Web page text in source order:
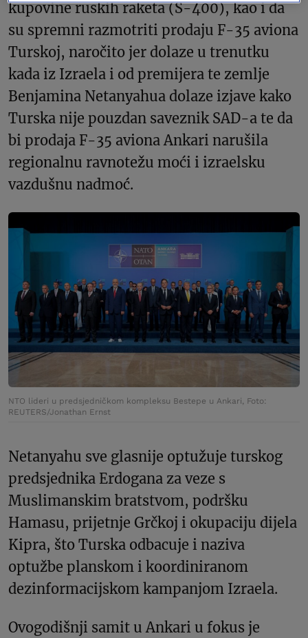
kupovine ruskih raketa (S-400), kao i da
su spremni razmotriti prodaju F-35 aviona
Turskoj, naročito jer dolaze u trenutku
kada iz Izraela i od premijera te zemlje
Benjamina Netanyahua dolaze izjave kako
Turska nije pouzdan saveznik SAD-a te da
bi prodaja F-35 aviona Ankari narušila
regionalnu ravnotežu moći i izraelsku
vazdušnu nadmoć.
NTO lideri u predsjedničkom kompleksu Bestepe u Ankari, Foto:
REUTERS/Jonathan Ernst
Netanyahu sve glasnije optužuje turskog
predsjednika Erdogana za veze s
Muslimanskim bratstvom, podršku
Hamasu, prijetnje Grčkoj i okupaciju dijela
Kipra, što Turska odbacuje i naziva
optužbe planskom i koordiniranom
dezinformacijskom kampanjom Izraela.
Ovogodišnji samit u Ankari u fokus je